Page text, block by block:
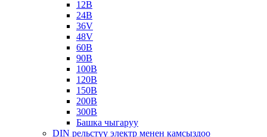
12В
24В
36V
48V
60В
90В
100В
120В
150В
200В
300В
Башка чыгаруу
DIN рельстүү электр менен камсыздоо